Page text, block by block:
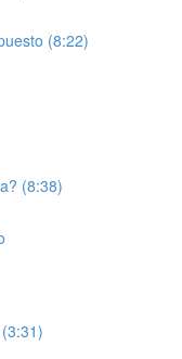
(8:22)
(8:38)